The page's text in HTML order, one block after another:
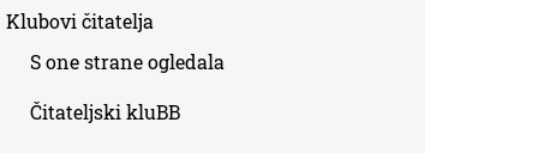
Klubovi čitatelja
S one strane ogledala
Čitateljski kluBB